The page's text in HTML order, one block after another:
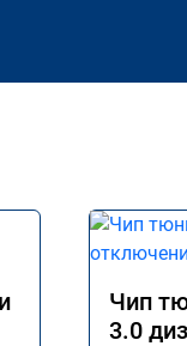
Чип
3.0